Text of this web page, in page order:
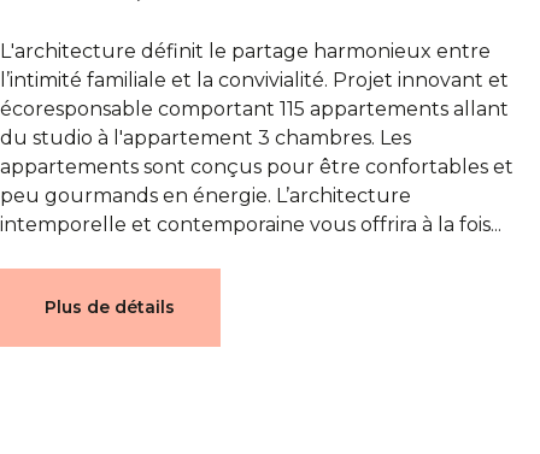
L'architecture définit le partage harmonieux entre
l’intimité familiale et la convivialité. Projet innovant et
écoresponsable comportant 115 appartements allant
du studio à l'appartement 3 chambres. Les
appartements sont conçus pour être confortables et
peu gourmands en énergie. L’architecture
intemporelle et contemporaine vous offrira à la fois...
Plus de détails